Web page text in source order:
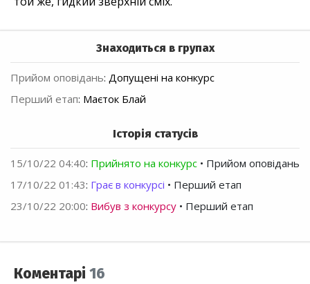
Знаходиться в групах
Прийом оповідань: Допущені на конкурс
Перший етап: Маєток Блай
Історія статусів
15/10/22 04:40: Прийнято на конкурс • Прийом оповідань
17/10/22 01:43: Грає в конкурсі • Перший етап
23/10/22 20:00: Вибув з конкурсу • Перший етап
Коментарі 16